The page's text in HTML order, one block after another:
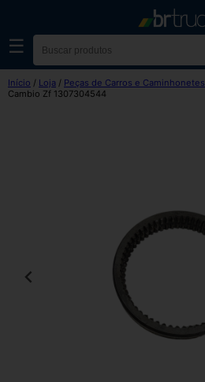
☰
Início / Loja / Peças de Carros e Caminhonetes
Cambio Zf 1307304544